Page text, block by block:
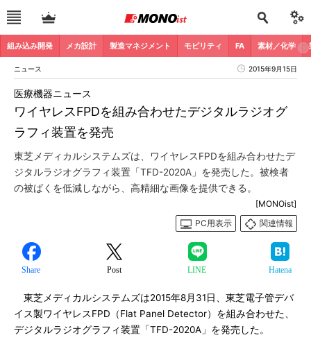
組み込み開発 メカ設計 製造マネジメント モビリティ FA 素材／化学
ニュース 2015年9月15日
ワイヤレスFPDを組み合わせたデジタルラジオグ
ラフィ装置を発売
医療機器ニュース
東芝メディカルシステムズは、ワイヤレスFPDを組み合わせたデ
ジタルラジオグラフィ装置「TFD-2020A」を発売した。被検者
の被ばくを低減しながら、高精細な画像を提供できる。
[MONOist]
PC用表示
関連情報
Share Post LINE Hatena
東芝メディカルシステムズは2015年8月31日、東芝電子管デバ
イス製ワイヤレスFPD（Flat Panel Detector）を組み合わせた、
デジタルラジオグラフィ装置「TFD-2020A」を発売した。